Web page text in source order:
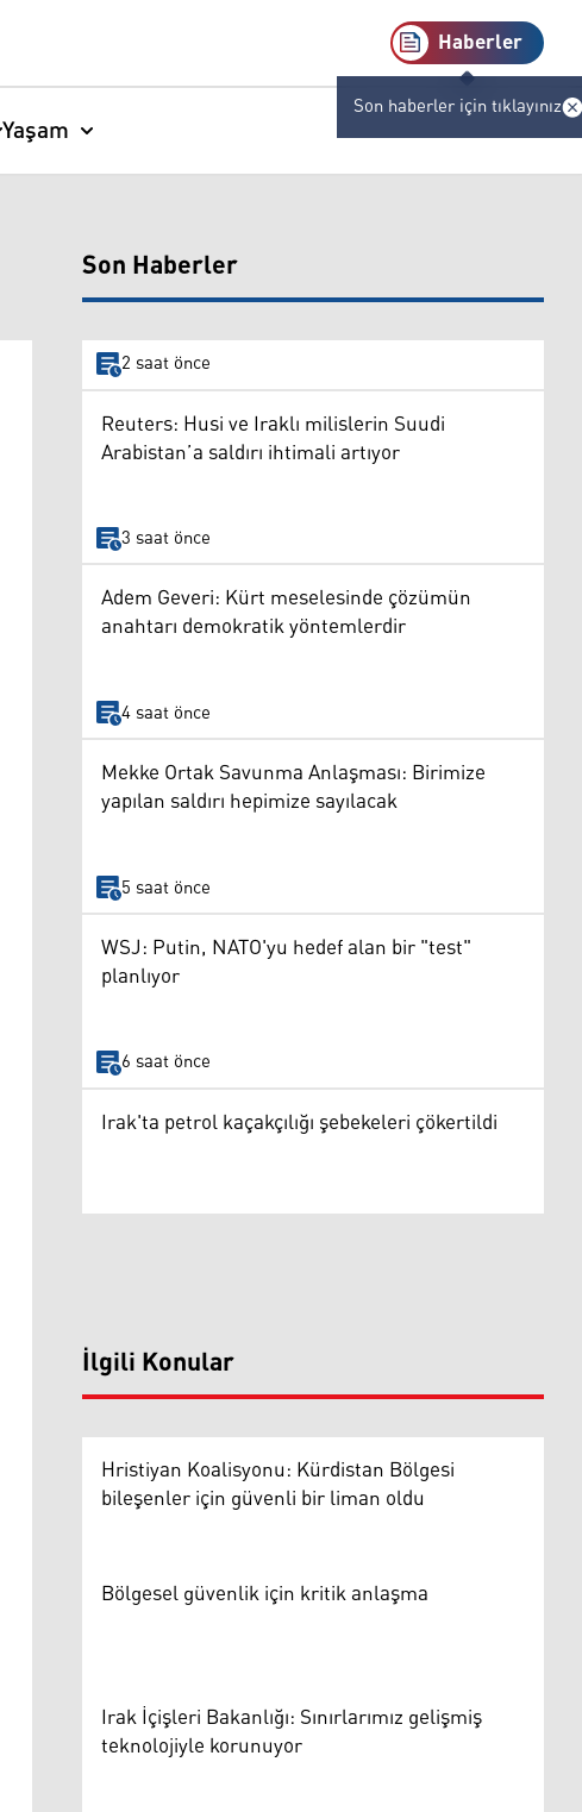
Haberler
Son haberler için tıklayınız
Yaşam
Son Haberler
2 saat önce
Reuters: Husi ve Iraklı milislerin Suudi
Arabistan’a saldırı ihtimali artıyor
3 saat önce
Adem Geveri: Kürt meselesinde çözümün
anahtarı demokratik yöntemlerdir
4 saat önce
Mekke Ortak Savunma Anlaşması: Birimize
yapılan saldırı hepimize sayılacak
5 saat önce
WSJ: Putin, NATO'yu hedef alan bir "test"
planlıyor
6 saat önce
Irak'ta petrol kaçakçılığı şebekeleri çökertildi
İlgili Konular
Hristiyan Koalisyonu: Kürdistan Bölgesi
bileşenler için güvenli bir liman oldu
Bölgesel güvenlik için kritik anlaşma
Irak İçişleri Bakanlığı: Sınırlarımız gelişmiş
teknolojiyle korunuyor